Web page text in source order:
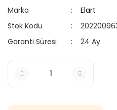
Marka
Elart
Stok Kodu
Garanti Süresi
24 Ay